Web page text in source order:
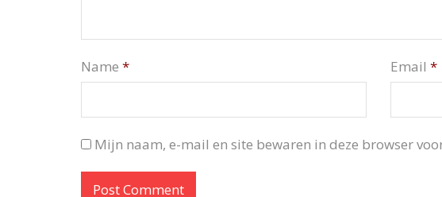
Name * Email *
Mijn naam, e-mail en site bewaren in deze browser